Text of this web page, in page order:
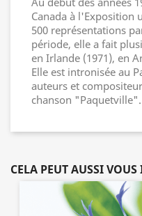
Canada à l'Exposition
500 représentations
période, elle a fait
en Irlande (1971), en
Elle est intronisée au
auteurs et
chanson "Paquetville".
CELA PEUT AUSSI VOUS